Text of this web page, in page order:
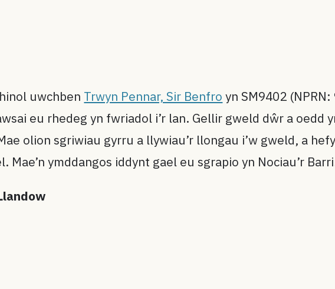
uwchben Trwyn Pennar, Sir Benfro yn SM9402
eu rhedeg yn fwriadol i’r lan. Gellir gweld dŵr a oedd
olion sgriwiau gyrru a llywiau’r llongau i’w gweld, a
ymddangos iddynt gael eu sgrapio yn Nociau’r